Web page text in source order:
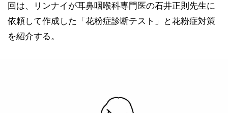
回は、リンナイが耳鼻咽喉科専門医の石井正則先生に
依頼して作成した「花粉症診断テスト」と花粉症対策
を紹介する。